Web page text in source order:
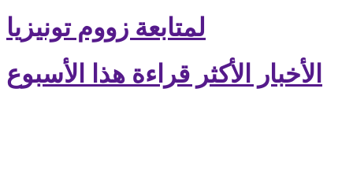
لمتابعة زووم تونيزيا
الأخبار الأكثر قراءة هذا الأسبوع